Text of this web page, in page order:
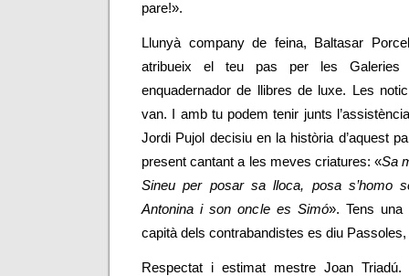
pare!».
Llunyà company de feina, Baltasar
atribueix el teu pas per les Galeries
enquadernador de llibres de luxe. Les
van. I amb tu podem tenir junts
Jordi Pujol decisiu en la història d’aquest
present cantant a les meves criatures: «Sa
Sineu per posar sa lloca, posa s’homo
Antonina i son oncle es Simó». Tens una
capità dels contrabandistes es diu
Respectat i estimat mestre Joan Triadú.